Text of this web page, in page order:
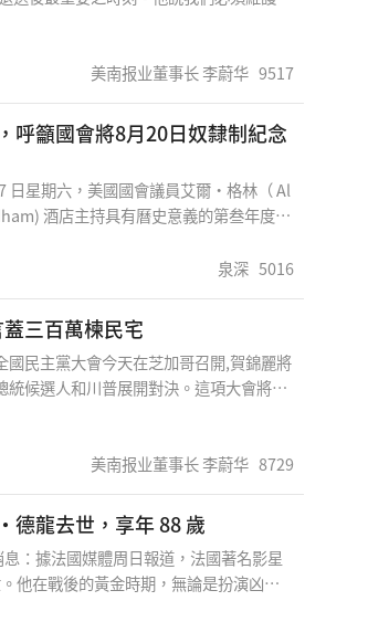
也是因年長而退出總統大選,賀錦麗在他
宮之戰而奮鬥。今年十一月五日之總統
決定性之影響。回顧過去數十年,美國為
之戰爭,老實說大都是戰敗或撤退,耗費多
為基本上是錯誤的。今天在民主黨大會上
何而來,是否還是繼續印鈔及發行公債?我
發展,德州眾議員吳元之日前召開了一項
美南报业董事长 李蔚华 9517
呼籲國會將8月20日奴隸制紀念
日星期六，美國國會議員艾爾·格林（ Al
酒店主持具有曆史意義的第叁年度奴
假日。這項倡議是國會議員艾爾·格林良
包括爲奴隸爭取國會金質獎章的努力，
父母們做出的巨大貢獻，牢記奴隸制紀
休斯頓地區的著名神職人員、政府官員和
泉深 5016
麗誓言蓋三百萬楝民宅
國民主黨大會今天在芝加哥召開,賀錦麗將
候選人和川普展開對決。這項大會將有
主之威脅。賀錦麗在大會前發表了驚人
三百萬楝住宅,增加對窮苦人民之幫助。
的出線代表了美國政治有太多之可能,
主黨是以照顧和支持弱小族群為優先，
哪來？ Harris Vows
美南报业董事长 李蔚华 8729
德龍去世，享年 88 歲
：據法國媒體周日報道，法國著名影星
他在戰後的黃金時期，無論是扮演凶